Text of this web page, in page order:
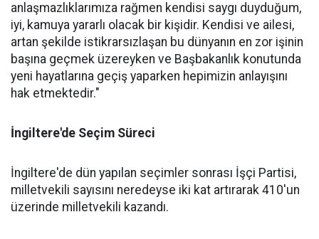
anlaşmazlıklarımıza rağmen kendisi saygı duyduğum,
iyi, kamuya yararlı olacak bir kişidir. Kendisi ve ailesi,
artan şekilde istikrarsızlaşan bu dünyanın en zor işinin
başına geçmek üzereyken ve Başbakanlık konutunda
yeni hayatlarına geçiş yaparken hepimizin anlayışını
hak etmektedir."
İngiltere'de Seçim Süreci
İngiltere'de dün yapılan seçimler sonrası İşçi Partisi,
milletvekili sayısını neredeyse iki kat artırarak 410'un
üzerinde milletvekili kazandı.